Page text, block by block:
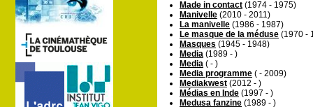
Made in contact (1974 - 1975)
Manivelle (2010 - 2011)
La manivelle (1986 - 1987)
Le masque de la méduse (1970 -
Masques (1945 - 1948)
Media (1989 - )
Media ( - )
Media programme ( - 2009)
Mediakwest (2012 - )
Médias en Inde (1997 - )
Medusa fanzine (1989 - )